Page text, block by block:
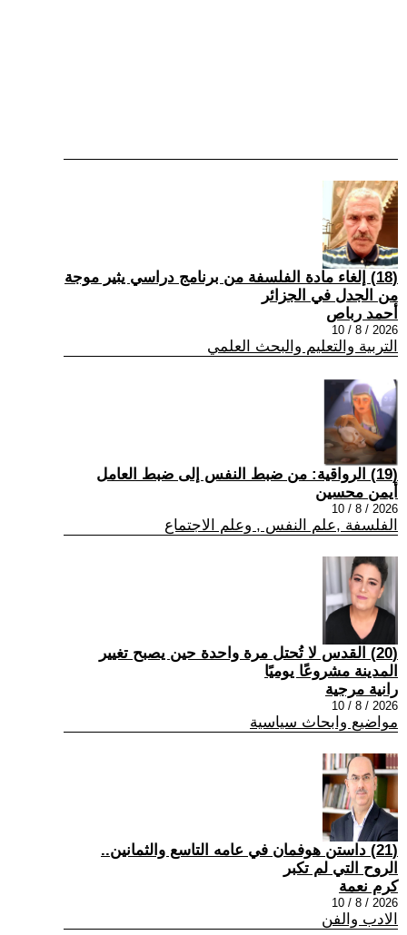
(18) إلغاء مادة الفلسفة من برنامج دراسي يثير موجة
من الجدل في الجزائر
أحمد رباص
2026 / 8 / 10
التربية والتعليم والبحث العلمي
(19) الرواقية: من ضبط النفس إلى ضبط العامل
أيمن محسين
2026 / 8 / 10
الفلسفة ,علم النفس , وعلم الاجتماع
(20) القدس لا تُحتل مرة واحدة حين يصبح تغيير
المدينة مشروعًا يوميًا
رانية مرجية
2026 / 8 / 10
مواضيع وابحاث سياسية
(21) داستن هوفمان في عامه التاسع والثمانين..
الروح التي لم تكبر
كرم نعمة
2026 / 8 / 10
الادب والفن